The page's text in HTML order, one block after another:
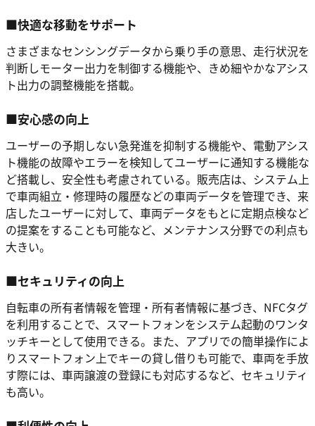
■快適な移動をサポート
さまざまなセンシングデータから乗り手の意思、走行状況を
判断しモーター出力を制御する機能や、きめ細やかなアシス
ト出力の調整機能を搭載。
■安心感の向上
ユーザーの予期しない急発進を抑制する機能や、電動アシス
ト機能の故障やエラーを検知してユーザーに通知する機能な
ど搭載し、安全性も考慮されている。販売店は、システム上
で車両組立・修理時の履歴などの車両データを管理でき、来
店したユーザーに対して、車両データをもとに定期点検など
の提案をすることも可能など、メンテナンス分野での利点も
大きい。
■セキュリティの向上
自転車の所有者情報を管理・所有者情報に基づき、NFCタグ
を利用することで、スマートフォンをシステム起動のワンタ
ッチキーとして使用できる。また、アプリでの簡単操作によ
りスマートフォン上でキーの貸し借りも可能で、車両を手放
す際には、車両譲渡の登録にも対応するなど、セキュリティ
も高い。